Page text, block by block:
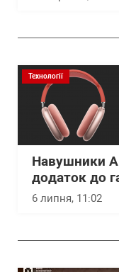
Технології
Навушники
додаток до
6 липня, 11:02